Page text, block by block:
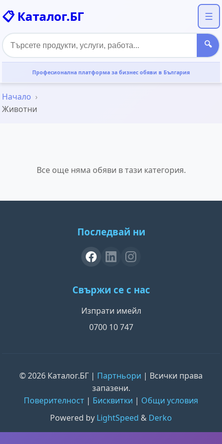
📋 Каталог.БГ
🔍
☰
Професионална платформа за бизнес обяви в България
Начало
Животни
Все още няма обяви в тази категория.
Последвай ни
Свържи се с нас
Изпрати имейл
0700 10 747
© 2026 Каталог.БГ | Партньори | Всички права
запазени.
Поверителност | Бисквитки | Общи условия
Powered by LightSpeed & Derko